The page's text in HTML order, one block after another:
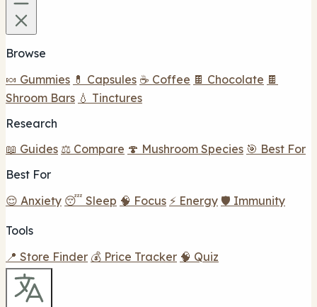
Browse
🍬 Gummies 💊 Capsules ☕ Coffee 🍫 Chocolate 🍫
Shroom Bars 💧 Tinctures
Research
📖 Guides ⚖️ Compare 🍄 Mushroom Species 🎯 Best For
Best For
😌 Anxiety 😴 Sleep 🧠 Focus ⚡ Energy 🛡️ Immunity
Tools
📍 Store Finder 💰 Price Tracker 🧠 Quiz